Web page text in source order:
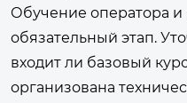
Обучение оператора
обязательный этап.
входит ли базовый
организована